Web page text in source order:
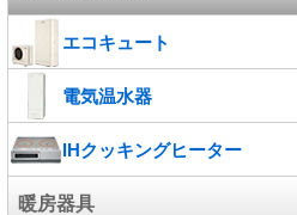
電球/ランプ
ハウジングエアコン
ルームエアコン
エアコン部材
エコキュート
電気温水器
IHクッキングヒーター
暖房器具